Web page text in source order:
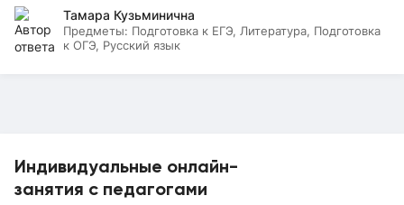
Индивидуальные онлайн-
занятия с педагогами
Тамара Кузьминична
Предметы: Подготовка к ЕГЭ, Литература, Подготовка
к ОГЭ, Русский язык